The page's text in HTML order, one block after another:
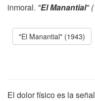
inmoral. "El Manantial"
"El Manantial" (1943)
El dolor físico es la